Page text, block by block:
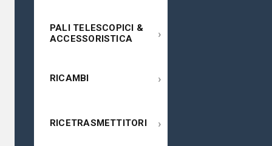
PALI TELESCOPICI &
ACCESSORISTICA
›
RICAMBI ›
RICETRASMETTITORI ›